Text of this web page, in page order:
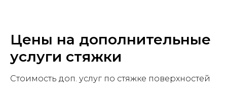
Цены на дополнительные
услуги стяжки
Стоимость доп. услуг по стяжке поверхностей